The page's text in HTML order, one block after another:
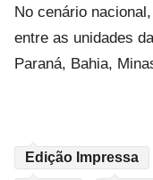
No cenário
entre as unidades
Paraná, Bahia,
Edição Impressa